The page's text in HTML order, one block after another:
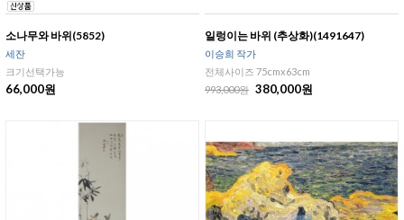
소나무와 바위(5852)
세잔
크기선택가능
66,000원
일렁이는 바위 (추상화)(1491647)
이승희 작가
전체사이즈 75cmx63cm
993,000원 380,000원